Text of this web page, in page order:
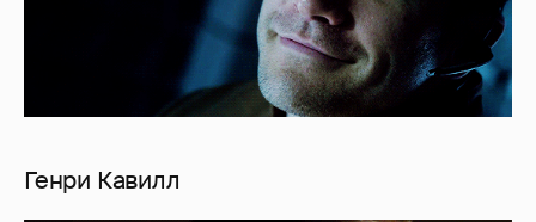
Генри Кавилл